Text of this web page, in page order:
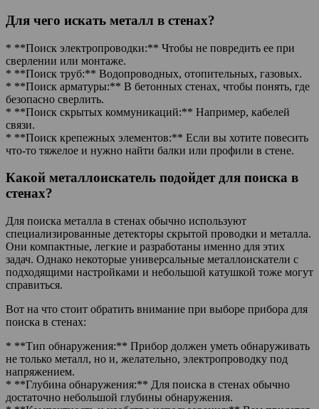
Для чего искать металл в стенах?
* **Поиск электропроводки:** Чтобы не повредить ее при
сверлении или монтаже.
* **Поиск труб:** Водопроводных, отопительных, газовых.
* **Поиск арматуры:** В бетонных стенах, чтобы понять, где
безопасно сверлить.
* **Поиск скрытых коммуникаций:** Например, кабелей
связи.
* **Поиск крепежных элементов:** Если вы хотите повесить
что-то тяжелое и нужно найти балки или профили в стене.
Какой металлоискатель подойдет для поиска в
стенах?
Для поиска металла в стенах обычно используют
специализированные детекторы скрытой проводки и металла.
Они компактные, легкие и разработаны именно для этих
задач. Однако некоторые универсальные металлоискатели с
подходящими настройками и небольшой катушкой тоже могут
справиться.
Вот на что стоит обратить внимание при выборе прибора для
поиска в стенах:
* **Тип обнаружения:** Прибор должен уметь обнаруживать
не только металл, но и, желательно, электропроводку под
напряжением.
* **Глубина обнаружения:** Для поиска в стенах обычно
достаточно небольшой глубины обнаружения.